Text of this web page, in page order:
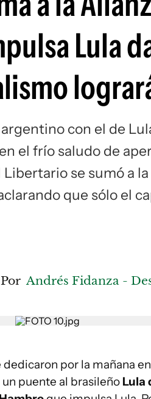
Lula
con el de
el frío saludo de
se sumó a
que sólo el
Por Andrés Fidanza -
por la mañana
puente al brasileño Lula